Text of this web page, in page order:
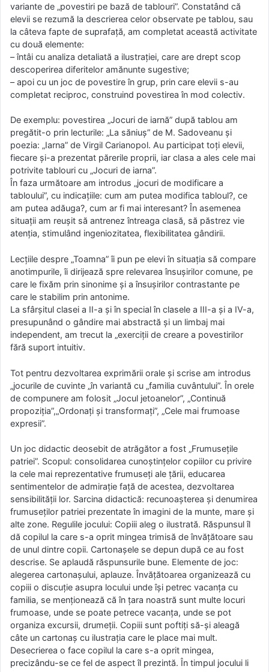
variante de „povestiri pe bază de tablouri”. Constatând că
elevii se rezumă la descrierea celor observate pe tablou, sau
la câteva fapte de suprafaţă, am completat această activitate
cu două elemente:
– întâi cu analiza detaliată a ilustraţiei, care are drept scop
descoperirea diferitelor amănunte sugestive;
– apoi cu un joc de povestire în grup, prin care elevii s-au
completat reciproc, construind povestirea în mod colectiv.
De exemplu: povestirea „Jocuri de iarnă” după tablou am
pregătit-o prin lecturile: „La săniuş” de M. Sadoveanu şi
poezia: „Iarna” de Virgil Carianopol. Au participat toţi elevii,
fiecare şi-a prezentat părerile proprii, iar clasa a ales cele mai
potrivite tablouri cu „Jocuri de iarna”.
În faza următoare am introdus „jocuri de modificare a
tabloului”, cu indicaţiile: cum am putea modifica tabloul?, ce
am putea adăuga?, cum ar fi mai interesant? În asemenea
situaţii am reuşit să antrenez întreaga clasă, să păstrez vie
atenţia, stimulând ingeniozitatea, flexibilitatea gândirii.
Lecţiile despre „Toamna” îi pun pe elevi în situaţia să compare
anotimpurile, îi dirijează spre relevarea însuşirilor comune, pe
care le fixăm prin sinonime şi a însuşirilor contrastante pe
care le stabilim prin antonime.
La sfârşitul clasei a II-a şi în special în clasele a III-a şi a IV-a,
presupunând o gândire mai abstractă şi un limbaj mai
independent, am trecut la „exerciţii de creare a povestirilor
fără suport intuitiv.
Tot pentru dezvoltarea exprimării orale şi scrise am introdus
„jocurile de cuvinte „în variantă cu „familia cuvântului”. În orele
de compunere am folosit „Jocul jetoanelor”, „Continuă
propoziţia”,„Ordonaţi şi transformaţi”, „Cele mai frumoase
expresii”.
Un joc didactic deosebit de atrăgător a fost „Frumuseţile
patriei”. Scopul: consolidarea cunoştinţelor copiilor cu privire
la cele mai reprezentative frumuseţi ale ţării, educarea
sentimentelor de admiraţie faţă de acestea, dezvoltarea
sensibilităţii lor. Sarcina didactică: recunoaşterea şi denumirea
frumuseţilor patriei prezentate în imagini de la munte, mare şi
alte zone. Regulile jocului: Copiii aleg o ilustrată. Răspunsul îl
dă copilul la care s-a oprit mingea trimisă de învăţătoare sau
de unul dintre copii. Cartonaşele se depun după ce au fost
descrise. Se aplaudă răspunsurile bune. Elemente de joc:
alegerea cartonaşului, aplauze. Învăţătoarea organizează cu
copiii o discuţie asupra locului unde îşi petrec vacanţa cu
familia, se menţionează că în ţara noastră sunt multe locuri
frumoase, unde se poate petrece vacanţa, unde se pot
organiza excursii, drumeţii. Copiii sunt poftiţi să-şi aleagă
câte un cartonaş cu ilustraţia care le place mai mult.
Desecrierea o face copilul la care s-a oprit mingea,
precizându-se ce fel de aspect îl prezintă. În timpul jocului li